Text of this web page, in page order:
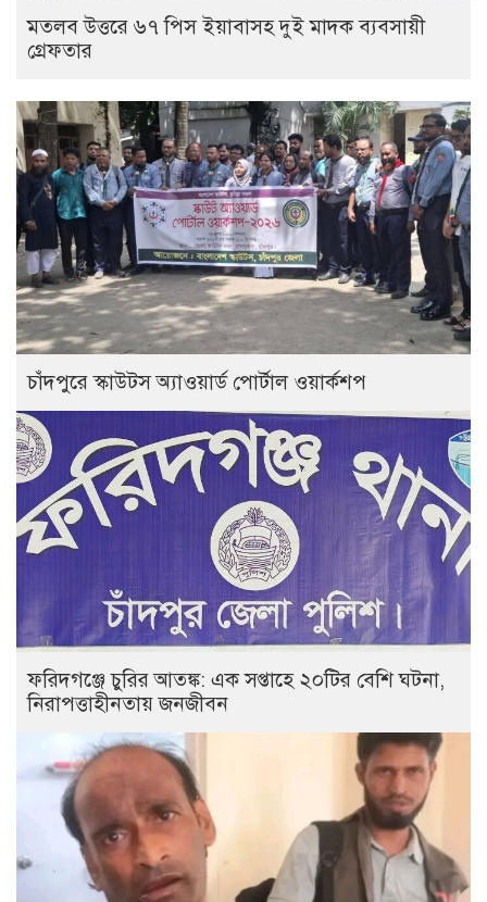
মতলব উত্তরে ৬৭ পিস ইয়াবাসহ দুই মাদক ব্যবসায়ী
গ্রেফতার
চাঁদপুরে স্কাউটস অ্যাওয়ার্ড পোর্টাল ওয়ার্কশপ
ফরিদগঞ্জে চুরির আতঙ্ক: এক সপ্তাহে ২০টির বেশি ঘটনা,
নিরাপত্তাহীনতায় জনজীবন